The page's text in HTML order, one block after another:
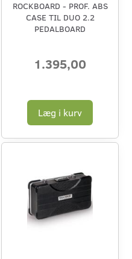
ROCKBOARD - PROF. ABS
CASE TIL DUO 2.2
PEDALBOARD
1.395,00
Læg i kurv